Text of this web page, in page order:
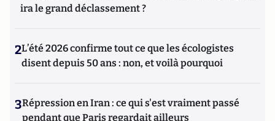
ira le grand déclassement ?
2L’été 2026 confirme tout ce que les écologistes
disent depuis 50 ans : non, et voilà pourquoi
3Répression en Iran : ce qui s'est vraiment passé
pendant que Paris regardait ailleurs